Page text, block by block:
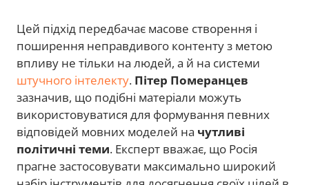
Цей підхід передбачає масове створення і
поширення неправдивого контенту з метою
впливу не тільки на людей, а й на системи
штучного інтелекту. Пітер Померанцев
зазначив, що подібні матеріали можуть
використовуватися для формування певних
відповідей мовних моделей на чутливі
політичні теми. Експерт вважає, що Росія
прагне застосовувати максимально широкий